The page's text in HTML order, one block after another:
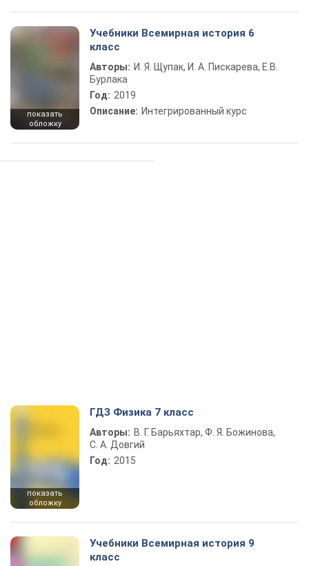
показать
обложку
Учебники Всемирная история 6
класс
Авторы: И. Я. Щупак, И. А. Пискарева, Е.В.
Бурлака
Год: 2019
Описание: Интегрированный курс
показать
обложку
ГДЗ Физика 7 класс
Авторы: В. Г. Барьяхтар, Ф. Я. Божинова,
С. А. Довгий
Год: 2015
Учебники Всемирная история 9
класс